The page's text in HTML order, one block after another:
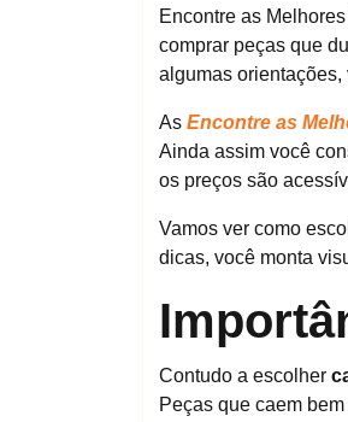
Encontre as
comprar peças que
algumas orientações,
As Encontre as
Ainda assim você
os preços são
Vamos ver como
dicas, você monta
Contudo a escolher
Peças que caem